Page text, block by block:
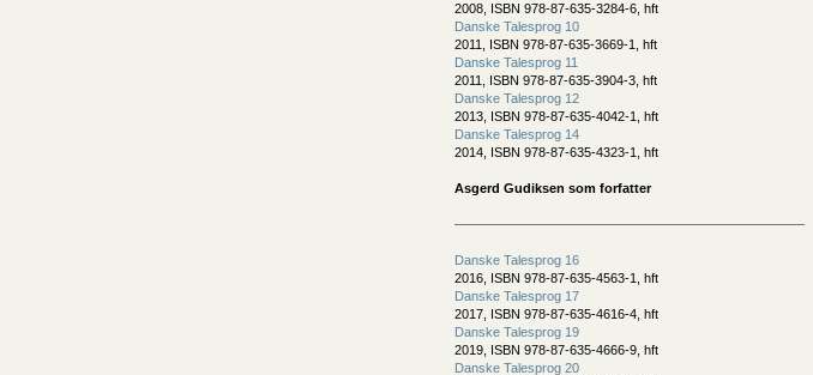
2008, ISBN 978-87-635-3284-6, hft
Danske Talesprog 10
2011, ISBN 978-87-635-3669-1, hft
Danske Talesprog 11
2011, ISBN 978-87-635-3904-3, hft
Danske Talesprog 12
2013, ISBN 978-87-635-4042-1, hft
Danske Talesprog 14
2014, ISBN 978-87-635-4323-1, hft
Asgerd Gudiksen som forfatter
Danske Talesprog 16
2016, ISBN 978-87-635-4563-1, hft
Danske Talesprog 17
2017, ISBN 978-87-635-4616-4, hft
Danske Talesprog 19
2019, ISBN 978-87-635-4666-9, hft
Danske Talesprog 20